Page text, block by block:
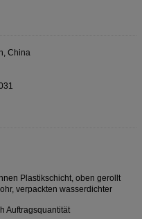
China
Plastikschicht, oben gerollt
verpackten wasserdichter
Auftragsquantität